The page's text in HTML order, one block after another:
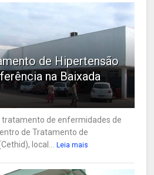
de Hipertensão
na Baixada
tratamento de enfermidades de
de Tratamento de
local...
Leia mais